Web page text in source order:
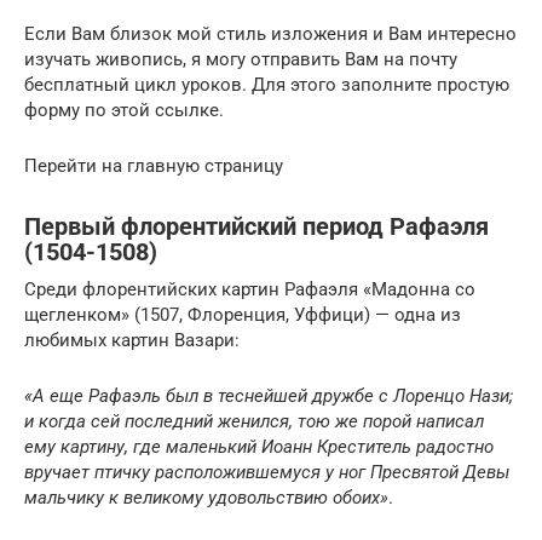
Если Вам близок мой стиль изложения и Вам интересно
изучать живопись, я могу отправить Вам на почту
бесплатный цикл уроков. Для этого заполните простую
форму по этой ссылке.
Перейти на главную страницу
Первый флорентийский период Рафаэля
(1504-1508)
Среди флорентийских картин Рафаэля «Мадонна со
щегленком» (1507, Флоренция, Уффици) — одна из
любимых картин Вазари:
«А еще Рафаэль был в теснейшей дружбе с Лоренцо Нази;
и когда сей последний женился, тою же порой написал
ему картину, где маленький Иоанн Креститель радостно
вручает птичку расположившемуся у ног Пресвятой Девы
мальчику к великому удовольствию обоих».